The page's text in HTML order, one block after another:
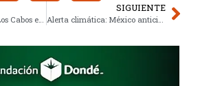
Enfrentamiento en Los Cabos escala violencia regional con saldo mortal
SIGUIENTE
Alerta climática: México anticipa temporal de lluvias por huracanes